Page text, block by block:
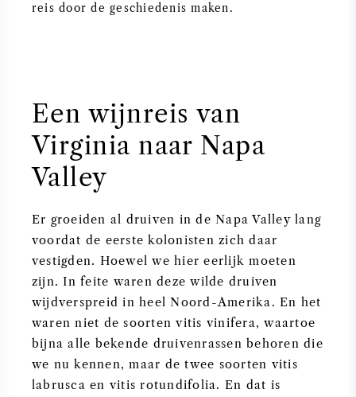
ALLE DRUIVENSOORTEN
FRANSE WIJN
ITALIAANSE WIJN
SPAANSE WIJN
DUITSE WIJN
AMERIKAANSE WIJN
reis door de geschiedenis maken.
Een wijnreis van
Virginia naar Napa
Valley
Er groeiden al druiven in de Napa Valley lang
voordat de eerste kolonisten zich daar
vestigden. Hoewel we hier eerlijk moeten
zijn. In feite waren deze wilde druiven
wijdverspreid in heel Noord-Amerika. En het
waren niet de soorten vitis vinifera, waartoe
bijna alle bekende druivenrassen behoren die
we nu kennen, maar de twee soorten vitis
labrusca en vitis rotundifolia. En dat is